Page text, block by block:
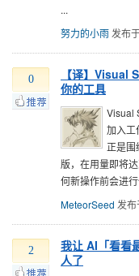
...
努力的小雨 发布
0
【译】
你的工具
Visual
加入工
正是
版，在用量即将
何新操作前会进
MeteorSeed 发
2
我让 AI「看看
人了